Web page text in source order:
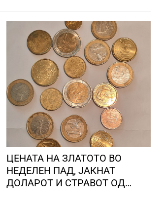
ЦЕНАТА НА ЗЛАТОТО ВО
НЕДЕЛЕН ПАД, ЈАКНАТ
ДОЛАРОТ И СТРАВОТ ОД